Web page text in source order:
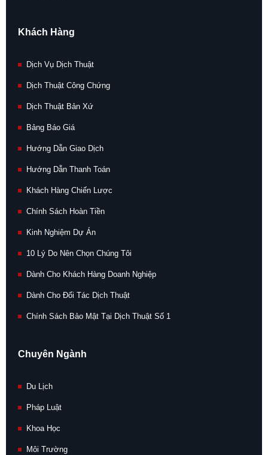
Khách Hàng
Dịch Vụ Dịch Thuật
Dịch Thuật Công Chứng
Dịch Thuật Bản Xứ
Bảng Báo Giá
Hướng Dẫn Giao Dịch
Hướng Dẫn Thanh Toán
Khách Hàng Chiến Lược
Chính Sách Hoàn Tiền
Kinh Nghiệm Dự Án
10 Lý Do Nên Chọn Chúng Tôi
Dành Cho Khách Hàng Doanh Nghiệp
Dành Cho Đối Tác Dịch Thuật
Chính Sách Bảo Mật Tại Dịch Thuật Số 1
Chuyên Ngành
Du Lịch
Pháp Luật
Khoa Học
Môi Trường